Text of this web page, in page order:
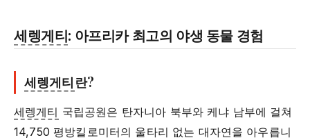
세렝게티: 아프리카 최고의 야생 동물 경험
세렝게티 란?
세렝게티 국립공원은 탄자니아 북부와 케냐 남부에 걸쳐
14,750 평방킬로미터의 울타리 없는 대자연을 아우릅니